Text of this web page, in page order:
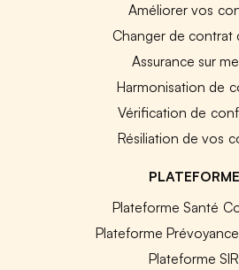
Améliorer vos
Changer de contrat
Assurance sur
Harmonisation de
Vérification de
Résiliation de vos
Plateforme Santé
Plateforme
Plateforme